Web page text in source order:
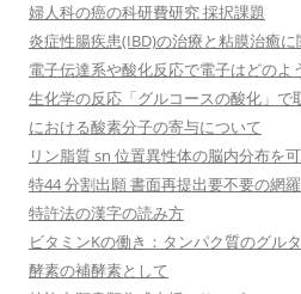
婦人科の癌の科研費研究 採択課題
炎症性腸疾患(IBD)の治療と粘膜治癒
電子伝達系や酸化反応で電子はどのよ
生化学の反応「グルコースの酸化」で
における酸素分子の寄与について
リン脂質 sn 位置異性体の脳内分布を
特44 分割出願 書面再提出要不要の網
特許法の漢字の読み方
ビタミンKの働き：タンパク質のグル
酵素の補酵素として